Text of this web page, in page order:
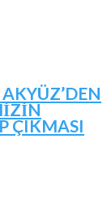
ÇIKMASI